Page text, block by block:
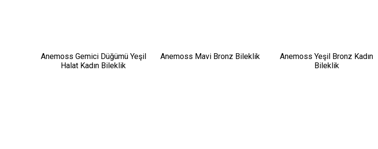
Anemoss Gemici Düğümü Yeşil
Halat Kadın Bileklik
Anemoss Mavi Bronz Bileklik
Anemoss Yeşil Bronz Kadın
Bileklik